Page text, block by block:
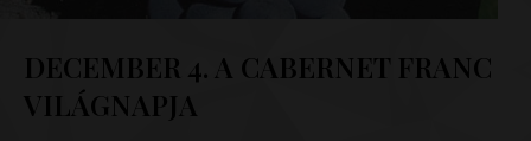
DECEMBER 4. A CABERNET FRANC
VILÁGNAPJA